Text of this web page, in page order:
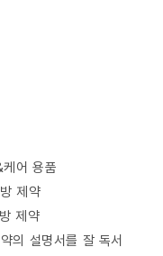
어 용품
제약
제약
설명서를 잘 독서